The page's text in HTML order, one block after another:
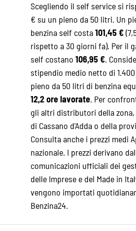
Scegliendo il self service si
€ su un pieno da 50 litri. Un
benzina self costa101,45 €
rispetto a 30 giorni fa). Per il
self costano 106,95 €.
stipendio medio netto di
pieno da 50 litri di benzina
12,2 ore lavorate. Per
gli altri distributori della
di Cassano d'Adda o della
Consulta anche i prezzi medi
nazionale. I prezzi derivano
comunicazioni ufficiali dei
delle Imprese e del Made in
vengono importati
Benzina24.